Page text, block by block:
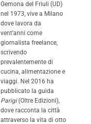
Gemona del Friuli (UD)
nel 1973, vive a Milano
dove lavora da
vent’anni come
giornalista freelance,
scrivendo
prevalentemente di
cucina, alimentazione e
viaggi. Nel 2016 ha
pubblicato la guida
Parigi(Oltre Edizioni),
dove racconta la città
attraverso la vita di otto